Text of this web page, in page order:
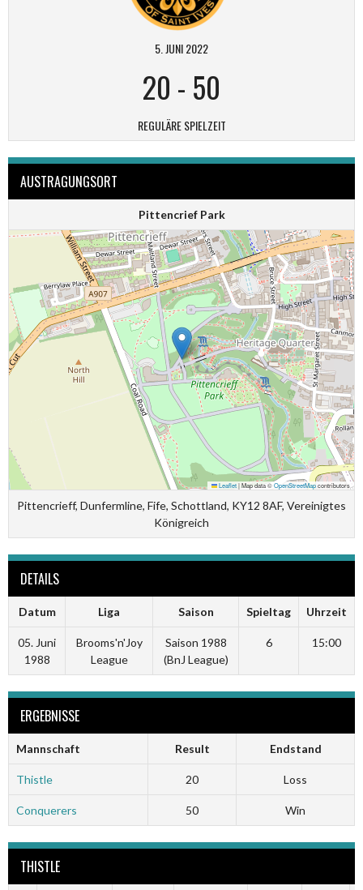
5. JUNI 2022
20 - 50
REGULÄRE SPIELZEIT
AUSTRAGUNGSORT
Pittencrief Park
Leaflet|Map data ©OpenStreetMapcontributors
Pittencrieff, Dunfermline, Fife, Schottland, KY12 8AF, Vereinigtes
Königreich
DETAILS
Datum Liga Saison Spieltag Uhrzeit
05. Juni
1988
Brooms'n'Joy
League
Saison 1988
(BnJ League)
6 15:00
ERGEBNISSE
Mannschaft Result Endstand
Thistle 20 Loss
Conquerers 50 Win
THISTLE